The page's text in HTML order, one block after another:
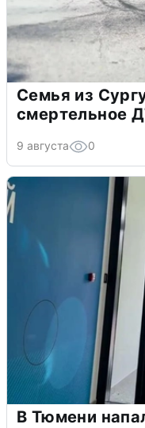
Семья из
смертельное
9 августа 0
В Тюмени